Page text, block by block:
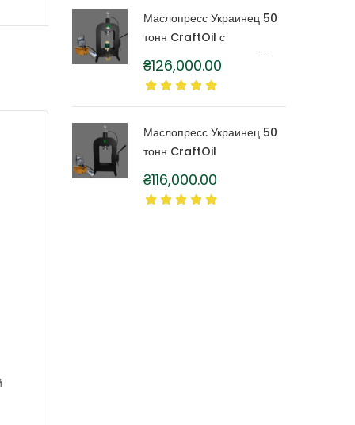
Маслопресс Украинец 50
тонн CraftOil с
капролоновой бочкой 1,5
литра
₴126,000.00
Маслопресс Украинец 50
тонн CraftOil
₴116,000.00